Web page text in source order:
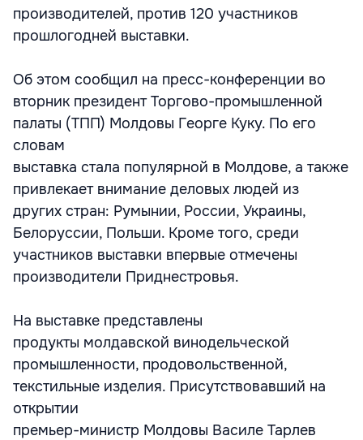
производителей, против 120 участников
прошлогодней выставки.
Об этом сообщил на пресс-конференции во
вторник президент Торгово-промышленной
палаты (ТПП) Молдовы Георге Куку. По его
словам
выставка стала популярной в Молдове, а также
привлекает внимание деловых людей из
других стран: Румынии, России, Украины,
Белоруссии, Польши. Кроме того, среди
участников выставки впервые отмечены
производители Приднестровья.
На выставке представлены
продукты молдавской винодельческой
промышленности, продовольственной,
текстильные изделия. Присутствовавший на
открытии
премьер-министр Молдовы Василе Тарлев